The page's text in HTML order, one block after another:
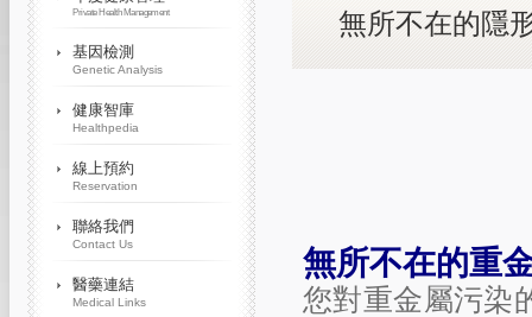
無所不在的隱
無所不在的重
您對重金屬污染